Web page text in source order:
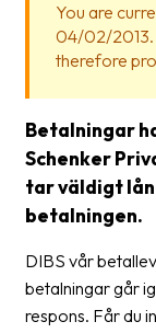
is
Fraktjakt?
Help?
FAQ
Glossary
Shipping
You are
04/02/2013.
therefore
Betalningar
Schenker
tar väldigt
betalningen.
DIBS vår
betalningar går
respons. Får du